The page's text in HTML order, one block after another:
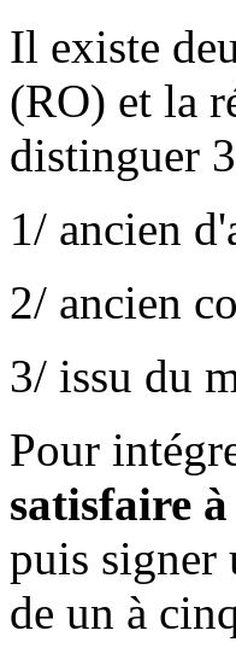
Il existe
(RO) et la
distinguer
1/ ancien
2/ ancien
3/ issu du
Pour
satisfaire
puis signer
de un à